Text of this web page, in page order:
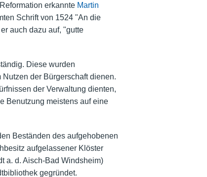
erkannte Martin
Schrift von 1524 "An die
auch dazu auf, "gutte
Diese wurden
der Bürgerschaft dienen.
der Verwaltung dienten,
Benutzung meistens auf eine
Beständen des aufgehobenen
aufgelassener Klöster
a. d. Aisch-Bad Windsheim)
gegründet.